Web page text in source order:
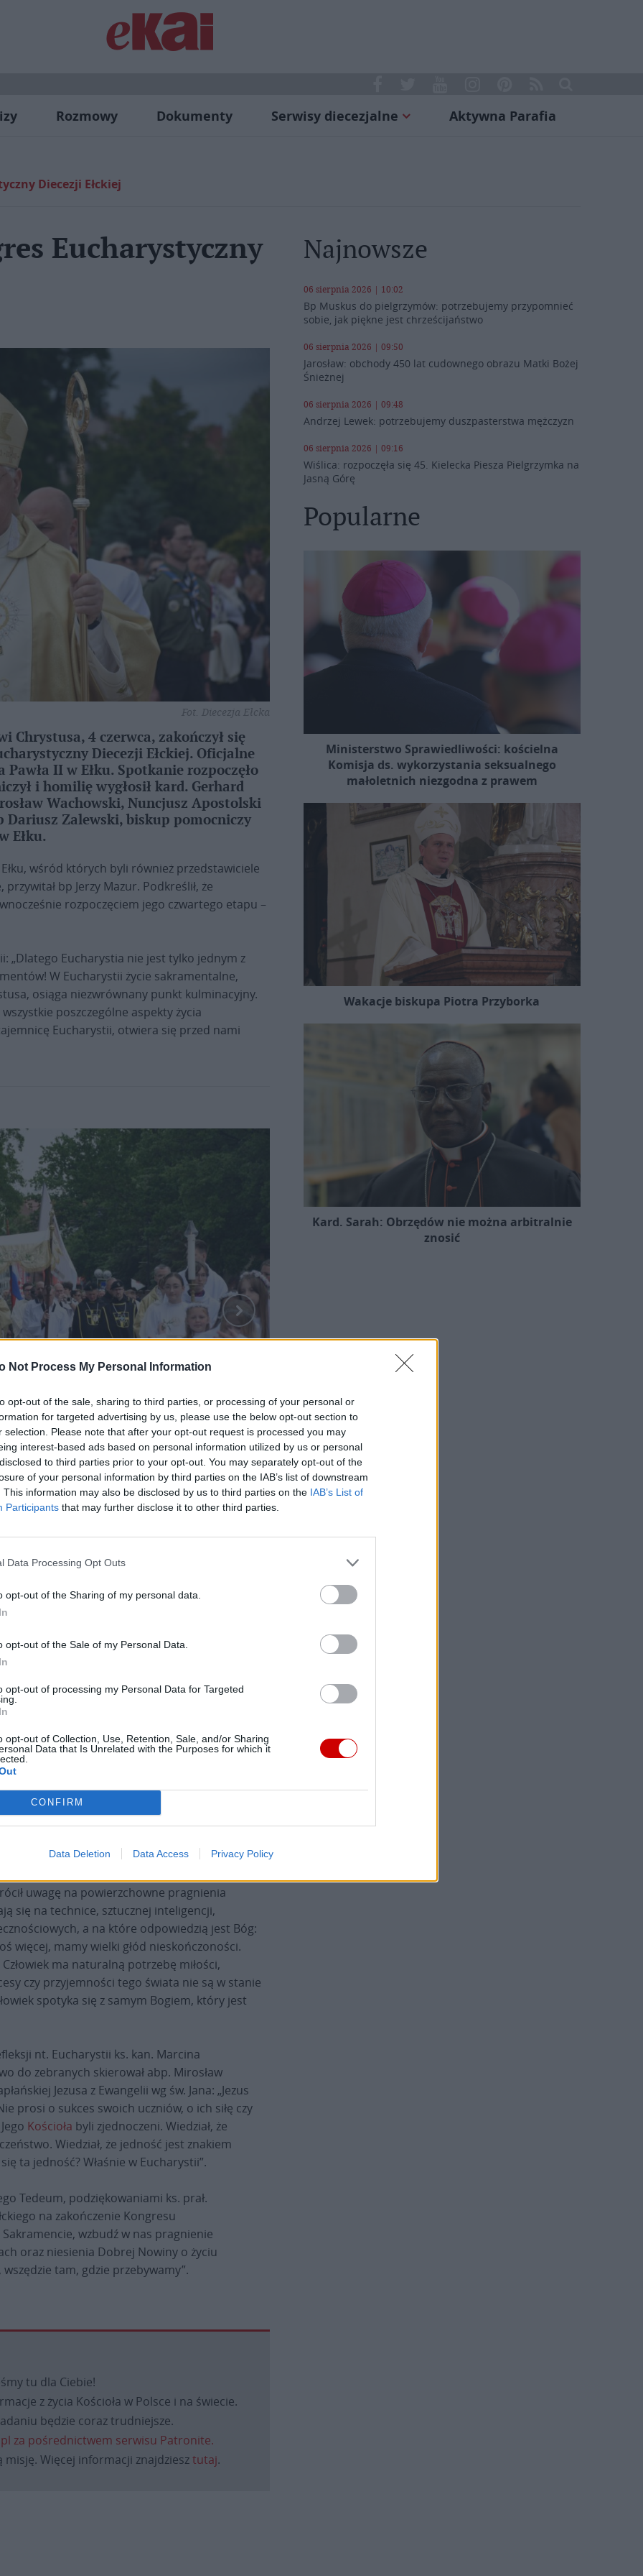
Not Process My Personal Information
opt-out of the sale, sharing to third parties, or processing of your personal or
for targeted advertising by us, please use the below opt-out section to
selection. Please note that after your opt-out request is processed you may
interest-based ads based on personal information utilized by us or personal
to third parties prior to your opt-out. You may separately opt-out of the
of your personal information by third parties on the IAB’s list of downstream
This information may also be disclosed by us to third parties on the IAB’s List of
Participants that may further disclose it to other third parties.
Data Processing Opt Outs
opt-out of the Sharing of my personal data.
opt-out of the Sale of my Personal Data.
opt-out of processing my Personal Data for Targeted
opt-out of Collection, Use, Retention, Sale, and/or Sharing
Data that Is Unrelated with the Purposes for which it
CONFIRM
Data Deletion Data Access Privacy Policy
Rozmowy Dokumenty Serwisy diecezjalne Aktywna Parafia
Diecezji Ełckiej
Eucharystyczny
Fot. Diecezja Ełcka
Chrystusa, 4 czerwca, zakończył się
Diecezji Ełckiej. Oficjalne
II w Ełku. Spotkanie rozpoczęło
i homilię wygłosił kard. Gerhard
Wachowski, Nuncjusz Apostolski
Dariusz Zalewski, biskup pomocniczy
Ełku.
wśród których byli również przedstawiciele
bp Jerzy Mazur. Podkreślił, że
rozpoczęciem jego czwartego etapu –
„Dlatego Eucharystia nie jest tylko jednym z
W Eucharystii życie sakramentalne,
osiąga niezwrównany punkt kulminacyjny.
poszczególne aspekty życia
Eucharystii, otwiera się przed nami
Sakramentem do czterech ołtarzy.
oraz została wygłoszona krótka homilia.
fragment Ewangelii o ustanowieniu
Zalewski: „W tych słowach Jezus zostawia
tylko nauki, wspomnienia czy symbolu. Daje
postacią chleba i wina”. Dodał również, że
geście objawia się całe życie Jezusa – jest
uwagę na powierzchowne pragnienia
się na technice, sztucznej inteligencji,
a na które odpowiedzią jest Bóg:
więcej, mamy wielki głód nieskończoności.
ma naturalną potrzebę miłości,
czy przyjemności tego świata nie są w stanie
spotyka się z samym Bogiem, który jest
nt. Eucharystii ks. kan. Marcina
do zebranych skierował abp. Mirosław
Jezusa z Ewangelii wg św. Jana: „Jezus
prosi o sukces swoich uczniów, o ich siłę czy
Kościoła byli zjednoczeni. Wiedział, że
Wiedział, że jedność jest znakiem
ta jedność? Właśnie w Eucharystii”.
Tedeum, podziękowaniami ks. prał.
na zakończenie Kongresu
wzbudź w nas pragnienie
oraz niesienia Dobrej Nowiny o życiu
tam, gdzie przebywamy”.
tu dla Ciebie!
z życia Kościoła w Polsce i na świecie.
będzie coraz trudniejsze.
za pośrednictwem serwisu Patronite.
misję. Więcej informacji znajdziesztutaj.
Najnowsze
06 sierpnia 2026 | 10:02
Bp Muskus do pielgrzymów: potrzebujemy przypomnieć
sobie, jak piękne jest chrześcijaństwo
06 sierpnia 2026 | 09:50
Jarosław: obchody 450 lat cudownego obrazu Matki Bożej
Śnieżnej
06 sierpnia 2026 | 09:48
Andrzej Lewek: potrzebujemy duszpasterstwa mężczyzn
06 sierpnia 2026 | 09:16
Wiślica: rozpoczęła się 45. Kielecka Piesza Pielgrzymka na
Jasną Górę
Popularne
Ministerstwo Sprawiedliwości: kościelna
Komisja ds. wykorzystania seksualnego
małoletnich niezgodna z prawem
Wakacje biskupa Piotra Przyborka
Kard. Sarah: Obrzędów nie można arbitralnie
znosić